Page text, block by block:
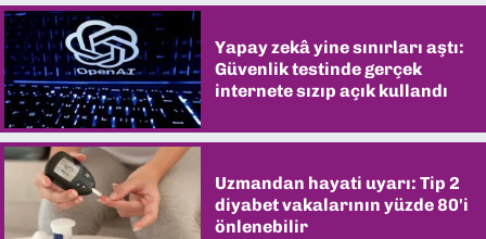
Yapay zekâ yine sınırları aştı:
Güvenlik testinde gerçek
internete sızıp açık kullandı
Uzmandan hayati uyarı: Tip 2
diyabet vakalarının yüzde 80'i
önlenebilir